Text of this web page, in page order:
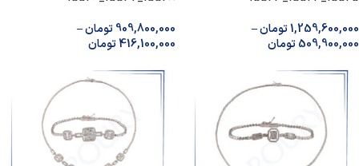
1,259,600,000تومان–
509,900,000تومان
909,800,000تومان–
416,100,000تومان